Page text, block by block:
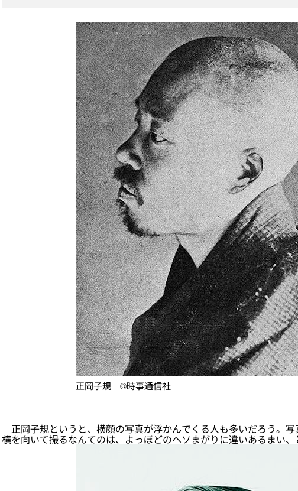
正岡子規 ©時事通信社
正岡子規というと、横顔の写真が浮かんでくる人も多いだろう。写
横を向いて撮るなんてのは、よっぽどのヘソまがりに違いあるまい、